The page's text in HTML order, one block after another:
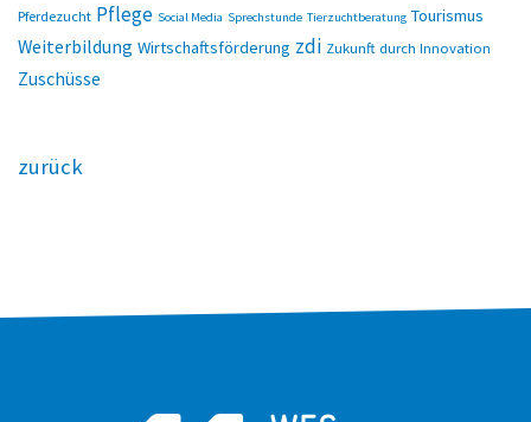
Pferdezucht Pflege Social Media Sprechstunde Tierzuchtberatung Tourismus
Weiterbildung Wirtschaftsförderung zdi Zukunft durch Innovation
Zuschüsse
zurück